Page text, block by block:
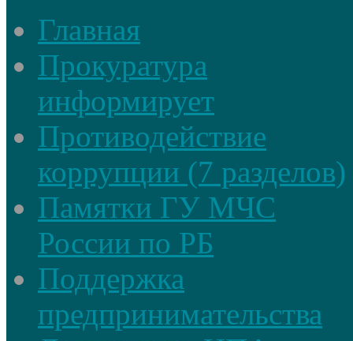
Главная
Прокуратура
информирует
Противодействие
коррупции (7 разделов)
Памятки ГУ МЧС
России по РБ
Поддержка
предпринимательства